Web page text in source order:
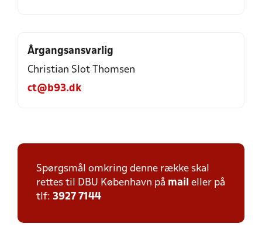
Årgangsansvarlig
Christian Slot Thomsen
ct@b93.dk
Spørgsmål omkring denne række skal
rettes til DBU København på mail eller på
tlf: 3927 7144